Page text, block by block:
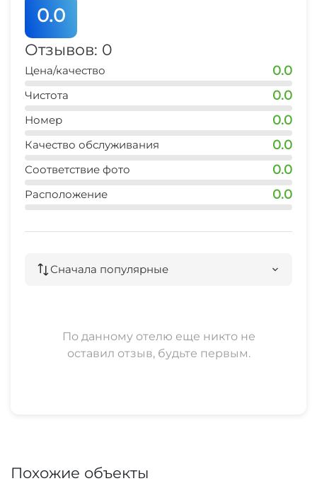
0.0
Отзывов: 0
Цена/качество 0.0
Чистота 0.0
Номер 0.0
Качество обслуживания 0.0
Соответствие фото 0.0
Расположение 0.0
Сначала популярные
По данному отелю еще никто не
оставил отзыв, будьте первым.
Похожие объекты